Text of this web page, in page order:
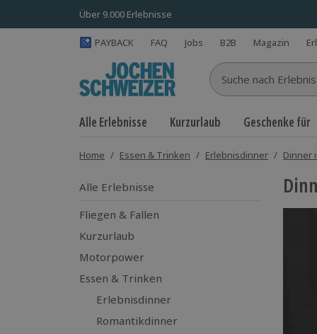
Über 9.000 Erlebnisse
PAYBACK FAQ Jobs B2B Magazin
Suche nach
Alle Erlebnisse Kurzurlaub Geschenke für
Home / Essen & Trinken / Erlebnisdinner / Dinner
Alle Erlebnisse
Fliegen & Fallen
Kurzurlaub
Motorpower
Essen & Trinken
Erlebnisdinner
Romantikdinner